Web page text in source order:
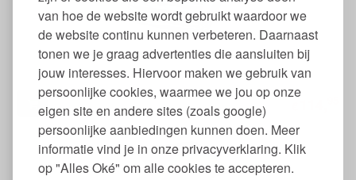
van hoe de website wordt gebruikt waardoor we
de website continu kunnen verbeteren. Daarnaast
tonen we je graag advertenties die aansluiten bij
jouw interesses. Hiervoor maken we gebruik van
persoonlijke cookies, waarmee we jou op onze
eigen site en andere sites (zoals google)
persoonlijke aanbiedingen kunnen doen. Meer
informatie vind je in onze privacyverklaring. Klik
op "Alles Oké" om alle cookies te accepteren.
Double Face Dekbedovertrek Set Katoen Satijn - Blue